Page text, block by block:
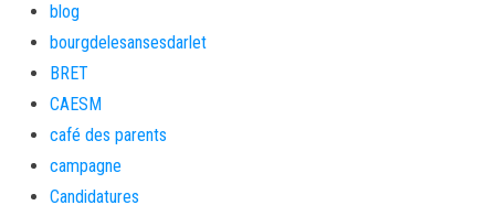
blog
bourgdelesansesdarlet
BRET
CAESM
café des parents
campagne
Candidatures